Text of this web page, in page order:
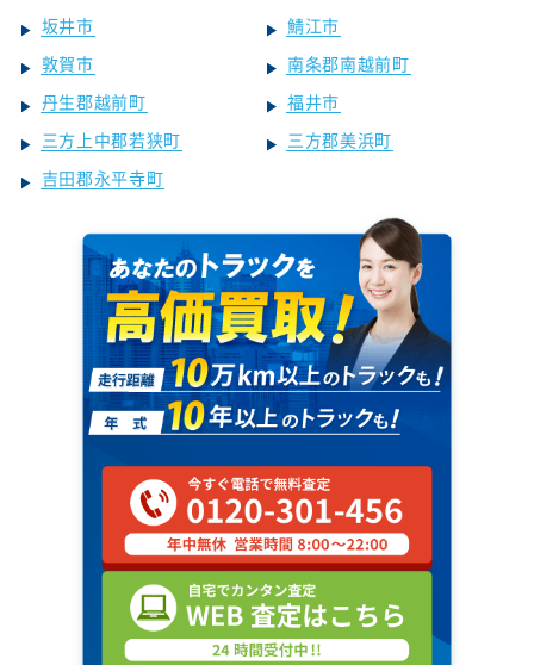
坂井市
鯖江市
敦賀市
南条郡南越前町
丹生郡越前町
福井市
三方上中郡若狭町
三方郡美浜町
吉田郡永平寺町